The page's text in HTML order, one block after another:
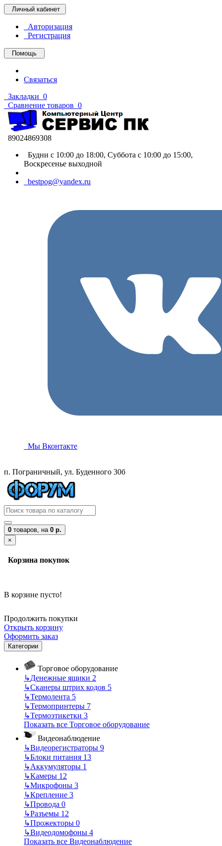
Личный кабинет
Авторизация
Регистрация
Помощь
Связаться
Закладки 0
Сравнение товаров 0
89024869308
Будни с 10:00 до 18:00, Суббота с 10:00 до 15:00,
Воскресенье выходной
bestpog@yandex.ru
Мы Вконтакте
п. Пограничный, ул. Буденного 30б
0 товаров, на 0 р.
×
Корзина покупок
В корзине пусто!
Продолжить покупки
Открыть корзину
Оформить заказ
Категории
Торговое оборудование
↳Денежные ящики 2
↳Сканеры штрих кодов 5
↳Термолента 5
↳Термопринтеры 7
↳Термоэтикетки 3
Показать все Торговое оборудование
Видеонаблюдение
↳Видеорегистраторы 9
↳Блоки питания 13
↳Аккумуляторы 1
↳Камеры 12
↳Микрофоны 3
↳Крепление 3
↳Провода 0
↳Разъемы 12
↳Прожекторы 0
↳Видеодомофоны 4
Показать все Видеонаблюдение